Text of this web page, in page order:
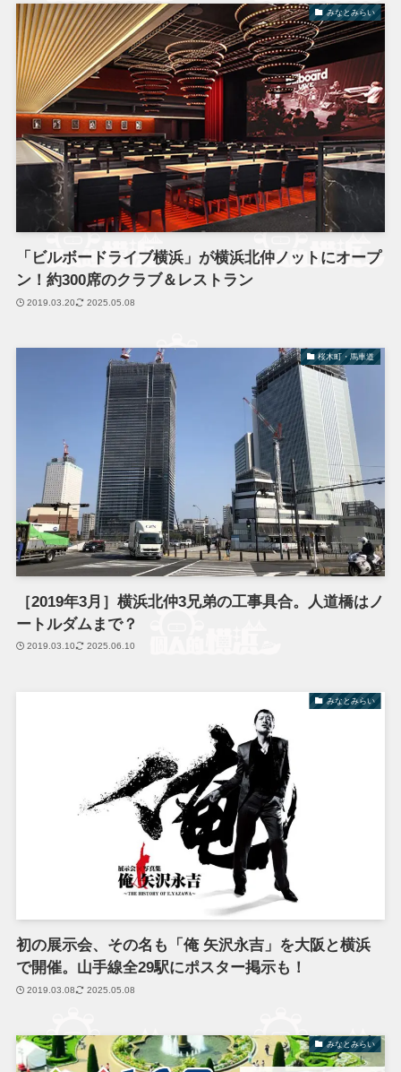
みなとみらい
「ビルボードライブ横浜」が横浜北仲ノットにオープ
ン！約300席のクラブ＆レストラン
2019.03.20 2025.05.08
桜木町・馬車道
［2019年3月］横浜北仲3兄弟の工事具合。人道橋はノ
ートルダムまで？
2019.03.10 2025.06.10
みなとみらい
初の展示会、その名も「俺 矢沢永吉」を大阪と横浜
で開催。山手線全29駅にポスター掲示も！
2019.03.08 2025.05.08
みなとみらい